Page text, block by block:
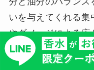
いを与えてくれる集
やダメージによる広
りまとまりやすい状
ず重すぎない質感